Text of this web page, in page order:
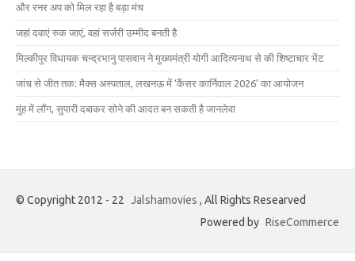
और रनर अप को मिल रहा है बड़ा मंच
जहां दवाएं रुक जाएं, वहां सर्जरी उम्मीद बनती है
मिल्कीपुर विधायक चन्द्रभानु पासवान ने मुख्यमंत्री योगी आदित्यनाथ से की शिष्टाचार भेंट
जांच से जीत तक: मैक्स अस्पताल, लखनऊ में ‘कैंसर कार्निवाल 2026’ का आयोजन
मुंह में लौंग, सुपारी दबाकर सोने की आदत बन सकती है जानलेवा
© Copyright 2012 - 22 Jalshamovies , All Rights Researved
Powered by RiseCommerce